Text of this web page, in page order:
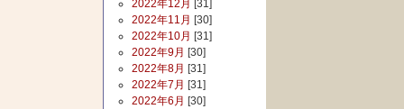
2022年12月 [31]
2022年11月 [30]
2022年10月 [31]
2022年9月 [30]
2022年8月 [31]
2022年7月 [31]
2022年6月 [30]